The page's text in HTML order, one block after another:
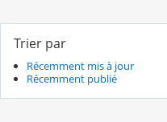
Trier par
Récemment mis à jour
Récemment publié